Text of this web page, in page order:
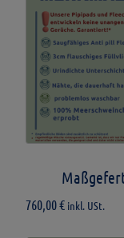
760,00€ inkl. USt.